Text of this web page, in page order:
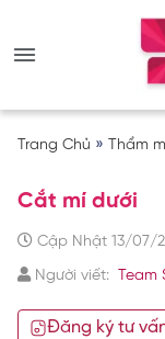
Trang Chủ » Thẩm
Cắt mí dưới
Cập Nhật 13/07/
Người viết: Team
Đăng ký tư